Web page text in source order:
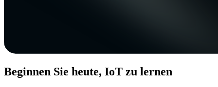
Beginnen Sie heute, IoT zu lernen